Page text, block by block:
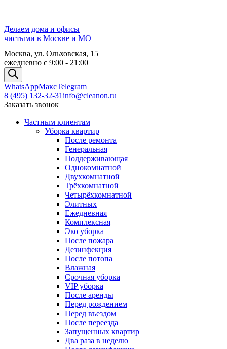
Делаем дома и офисы
чистыми в Москве и МО
Москва, ул. Ольховская, 15
ежедневно с 9:00 - 21:00
WhatsAppMaкcTelegram
8 (495) 132-32-31info@cleanon.ru
Заказать звонок
Частным клиентам
Уборка квартир
После ремонта
Генеральная
Поддерживающая
Однокомнатной
Двухкомнатной
Трёхкомнатной
Четырёхкомнатной
Элитных
Ежедневная
Комплексная
Эко уборка
После пожара
Дезинфекция
После потопа
Влажная
Срочная уборка
VIP уборка
После аренды
Перед рождением
Перед въездом
После переезда
Запущенных квартир
Два раза в неделю